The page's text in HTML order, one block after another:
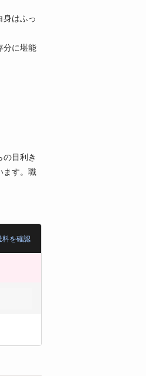
身はふっ
分に堪能
目利き
ます。職
料を確認